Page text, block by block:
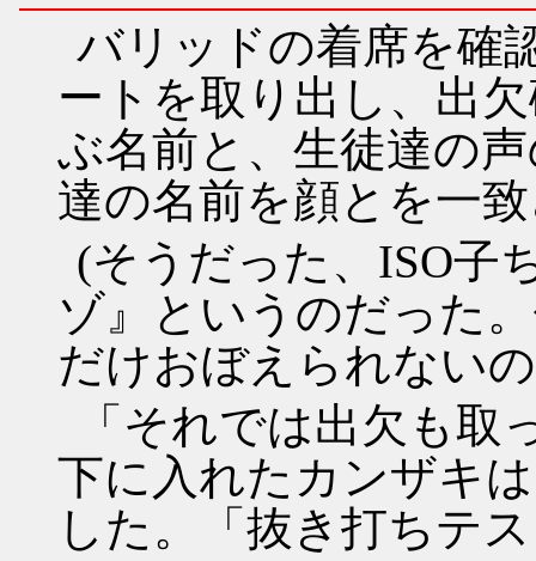
バリッドの着席を確
ートを取り出し、出
ぶ名前と、生徒達の
達の名前を顔とを一
(そうだった、ISO子
ゾ』というのだった
だけおぼえられない
「それでは出欠も
下に入れたカンザキ
した。「抜き打ちテ